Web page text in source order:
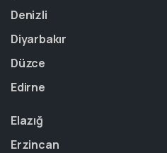
Denizli
Diyarbakır
Düzce
Edirne
Elazığ
Erzincan